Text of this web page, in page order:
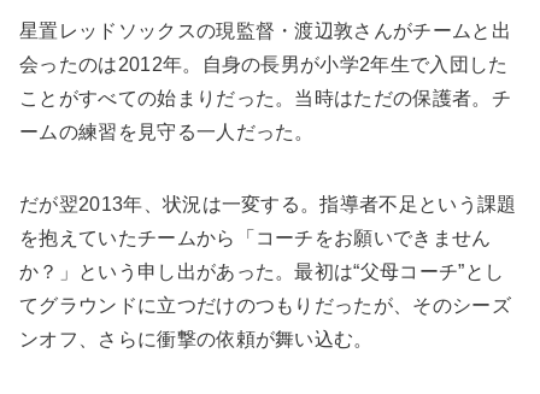
星置レッドソックスの現監督・渡辺敦さんがチームと出
会ったのは2012年。自身の長男が小学2年生で入団した
ことがすべての始まりだった。当時はただの保護者。チ
ームの練習を見守る一人だった。
だが翌2013年、状況は一変する。指導者不足という課題
を抱えていたチームから「コーチをお願いできません
か？」という申し出があった。最初は“父母コーチ”とし
てグラウンドに立つだけのつもりだったが、そのシーズ
ンオフ、さらに衝撃の依頼が舞い込む。